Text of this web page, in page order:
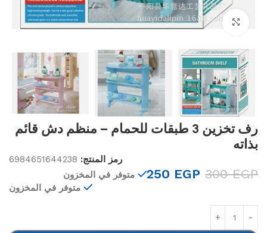
Click to enlarge
رف تخزين 3 طبقات للحمام – منظم دش قائم
بذاته
رمز المنتج: 6984651644238
300EGP
250 EGP
متوفر في المخزون
متوفر في المخزون